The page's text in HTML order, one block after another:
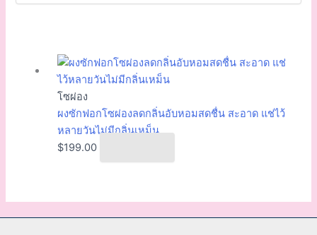
โซผ่อง
ผงซักฟอกโซผ่องลดกลิ่นอับหอมสดชื่น สะอาด แช่ไว้
หลายวันไม่มีกลิ่นเหม็น
$199.00